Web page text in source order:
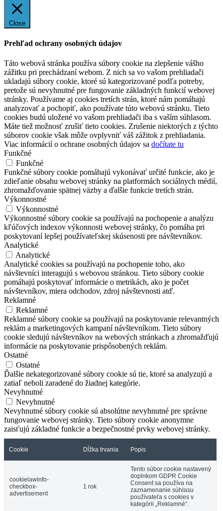
Close
Prehľad ochrany osobných údajov
Táto webová stránka používa súbory cookie na zlepšenie vášho
zážitku pri prechádzaní webom. Z nich sa vo vašom prehliadači
ukladajú súbory cookie, ktoré sú kategorizované podľa potreby,
pretože sú nevyhnutné pre fungovanie základných funkcií webovej
stránky. Používame aj cookies tretích strán, ktoré nám pomáhajú
analyzovať a pochopiť, ako používate túto webovú stránku. Tieto
cookies budú uložené vo vašom prehliadači iba s vaším súhlasom.
Máte tiež možnosť zrušiť tieto cookies. Zrušenie niektorých z týchto
súborov cookie však môže ovplyvniť váš zážitok z prehliadania.
Viac informácií o ochrane osobných údajov sa dočítate tu
Funkčné
Funkčné
Funkčné súbory cookie pomáhajú vykonávať určité funkcie, ako je
zdieľanie obsahu webovej stránky na platformách sociálnych médií,
zhromažďovanie spätnej väzby a ďalšie funkcie tretích strán.
Výkonnostné
Výkonnostné
Výkonnostné súbory cookie sa používajú na pochopenie a analýzu
kľúčových indexov výkonnosti webovej stránky, čo pomáha pri
poskytovaní lepšej používateľskej skúsenosti pre návštevníkov.
Analytické
Analytické
Analytické cookies sa používajú na pochopenie toho, ako
návštevníci interagujú s webovou stránkou. Tieto súbory cookie
pomáhajú poskytovať informácie o metrikách, ako je počet
návštevníkov, miera odchodov, zdroj návštevnosti atď.
Reklamné
Reklamné
Reklamné súbory cookie sa používajú na poskytovanie relevantných
reklám a marketingových kampaní návštevníkom. Tieto súbory
cookie sledujú návštevníkov na webových stránkach a zhromažďujú
informácie na poskytovanie prispôsobených reklám.
Ostatné
Ostatné
Ďalšie nekategorizované súbory cookie sú tie, ktoré sa analyzujú a
zatiaľ neboli zaradené do žiadnej kategórie.
Nevyhnutné
Nevyhnutné
Nevyhnutné súbory cookie sú absolútne nevyhnutné pre správne
fungovanie webovej stránky. Tieto súbory cookie anonymne
zaisťujú základné funkcie a bezpečnostné prvky webovej stránky.
Cookie Dĺžka trvania Popis
cookielawinfo-
checkbox-
advertisement
1 rok
Tento súbor cookie nastavený
doplnkom GDPR Cookie
Consent sa používa na
zaznamenanie súhlasu
používateľa s cookies v
kategórii „Reklamné“.